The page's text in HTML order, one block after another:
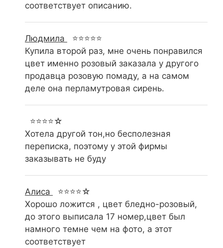
соответствует описанию.
Людмила
⭐⭐⭐⭐⭐
Купила второй раз, мне очень понравился
цвет именно розовый заказала у другого
продавца розовую помаду, а на самом
деле она перламутровая сирень.
⭐⭐⭐⭐☆
Хотела другой тон,но бесполезная
переписка, поэтому у этой фирмы
заказывать не буду
Алиса
⭐⭐⭐⭐☆
Хорошо ложится , цвет бледно-розовый,
до этого выписала 17 номер,цвет был
намного темне чем на фото, а этот
соответствует